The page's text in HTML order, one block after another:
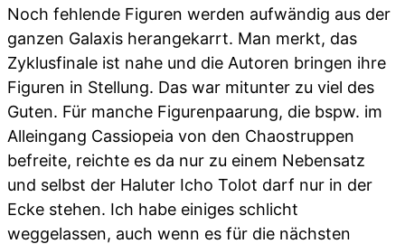
Noch fehlende Figuren werden aufwändig aus der
ganzen Galaxis herangekarrt. Man merkt, das
Zyklusfinale ist nahe und die Autoren bringen ihre
Figuren in Stellung. Das war mitunter zu viel des
Guten. Für manche Figurenpaarung, die bspw. im
Alleingang Cassiopeia von den Chaostruppen
befreite, reichte es da nur zu einem Nebensatz
und selbst der Haluter Icho Tolot darf nur in der
Ecke stehen. Ich habe einiges schlicht
weggelassen, auch wenn es für die nächsten